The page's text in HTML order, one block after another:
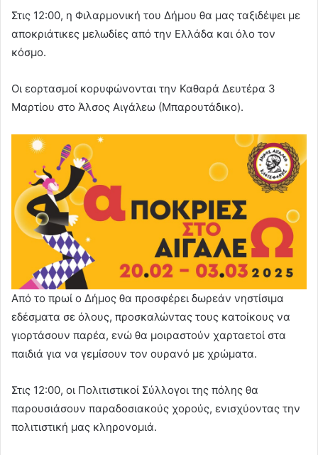
Στις 12:00, η Φιλαρμονική του Δήμου θα μας ταξιδέψει με
αποκριάτικες μελωδίες από την Ελλάδα και όλο τον
κόσμο.
Οι εορτασμοί κορυφώνονται την Καθαρά Δευτέρα 3
Μαρτίου στο Άλσος Αιγάλεω (Μπαρουτάδικο).
Από το πρωί ο Δήμος θα προσφέρει δωρεάν νηστίσιμα
εδέσματα σε όλους, προσκαλώντας τους κατοίκους να
γιορτάσουν παρέα, ενώ θα μοιραστούν χαρταετοί στα
παιδιά για να γεμίσουν τον ουρανό με χρώματα.
Στις 12:00, οι Πολιτιστικοί Σύλλογοι της πόλης θα
παρουσιάσουν παραδοσιακούς χορούς, ενισχύοντας την
πολιτιστική μας κληρονομιά.